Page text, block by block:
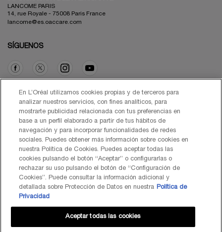
LANCOME PARIS
14, rue Royale - 75008 Paris France
lancome@es.oaccare.com
SÍGUENOS
Opción de compra
€ - ES (ES)
© Lancôme 2026
Black Friday
En L’Oréal utilizamos cookies propias y de terceros para
analizar nuestros servicios, con fines analíticos, para
mostrarte publicidad relacionada con tus preferencias en
base a un perfil elaborado a partir de tus hábitos de
navegación y para incorporar funcionalidades de redes
sociales. Puedes obtener más información sobre cookies en
nuestra Política de Cookies. Puedes aceptar todas las
cookies pulsando el botón “Aceptar” o configurarlas o
rechazar su uso pulsando el botón de “Configuración de
Cookies”. Puede consultar la información adicional y
detallada sobre Protección de Datos en nuestra Política de
Privacidad
Aceptar todas las cookies